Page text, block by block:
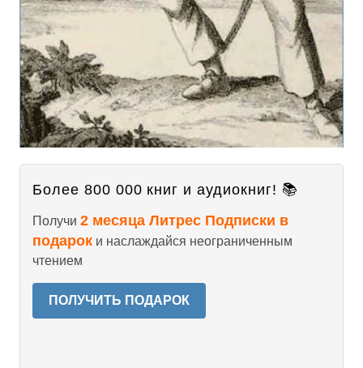
Более 800 000 книг и аудиокниг! 📚
Получи 2 месяца Литрес Подписки в
подарок и наслаждайся неограниченным
чтением
ПОЛУЧИТЬ ПОДАРОК